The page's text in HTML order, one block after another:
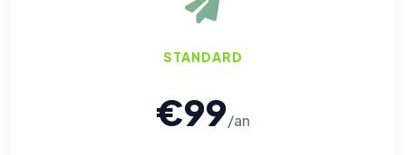
STANDARD
€99/an
TOUJOURS ACTIF
peuvent pas être désactivés.
Cookies analytiques
Nous aident à comprendre comment vous utilisez le site